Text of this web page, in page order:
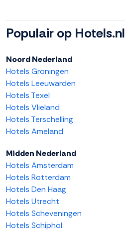
Populair op Hotels.nl
Noord Nederland
Hotels Groningen
Hotels Leeuwarden
Hotels Texel
Hotels Vlieland
Hotels Terschelling
Hotels Ameland
Midden Nederland
Hotels Amsterdam
Hotels Rotterdam
Hotels Den Haag
Hotels Utrecht
Hotels Scheveningen
Hotels Schiphol